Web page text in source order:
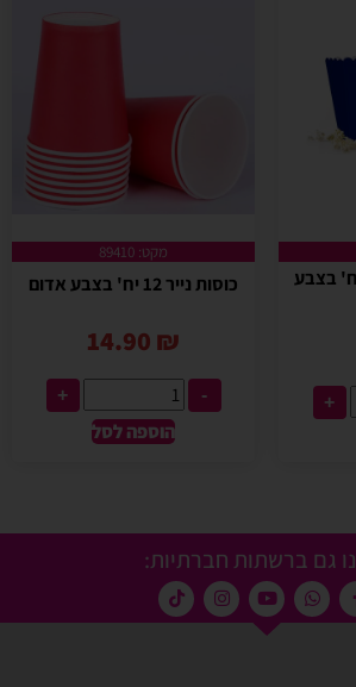
פופקורן 6 יח' בצבע
+
מקט: 89410
כוסות נייר 12 יח' בצבע אדום
14.90 ₪
-
+
הוספה לסל
גם ברשתות חברתיות: